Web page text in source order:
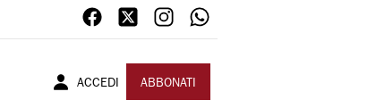
ACCEDI ABBONATI